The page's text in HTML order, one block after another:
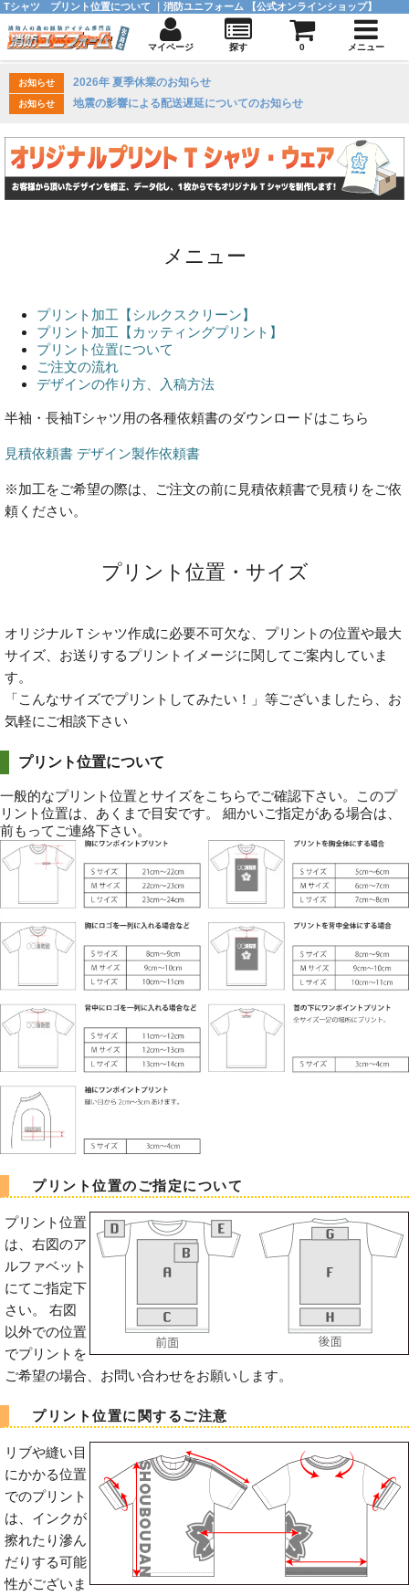
お知らせ 2026年 夏季休業のお知らせ
お知らせ 地震の影響による配送遅延についてのお知らせ
メニュー
プリント加工【シルクスクリーン】
プリント加工【カッティングプリント】
プリント位置について
ご注文の流れ
デザインの作り方、入稿方法
半袖・長袖Tシャツ用の各種依頼書のダウンロードはこちら
見積依頼書 デザイン製作依頼書
※加工をご希望の際は、ご注文の前に見積依頼書で見積りをご依
頼ください。
プリント位置・サイズ
オリジナルＴシャツ作成に必要不可欠な、プリントの位置や最大
サイズ、お送りするプリントイメージに関してご案内していま
す。
「こんなサイズでプリントしてみたい！」等ございましたら、お
気軽にご相談下さい
プリント位置について
一般的なプリント位置とサイズをこちらでご確認下さい。このプ
リント位置は、あくまで目安です。 細かいご指定がある場合は、
前もってご連絡下さい。
プリント位置のご指定について
プリント位置
は、右図のア
ルファベット
にてご指定下
さい。 右図
以外での位置
でプリントを
ご希望の場合、お問い合わせをお願いします。
プリント位置に関するご注意
リブや縫い目
にかかる位置
でのプリント
は、インクが
擦れたり滲ん
だりする可能
性がございま
Tシャツ プリント位置について ｜消防ユニフォーム 【公式オンラインショップ】
マイページ 探す 0 メニュー